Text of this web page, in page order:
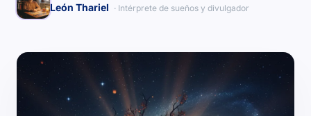
León Thariel · Intérprete de sueños y divulgador